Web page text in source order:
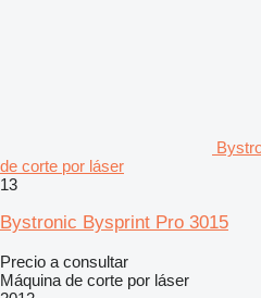
de corte por láser
13
Bystronic Bysprint Pro 3015
Precio a consultar
Máquina de corte por láser